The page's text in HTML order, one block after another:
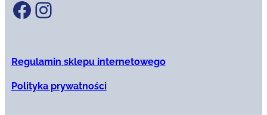
Facebook Instagram
Regulamin sklepu internetowego
Polityka prywatności